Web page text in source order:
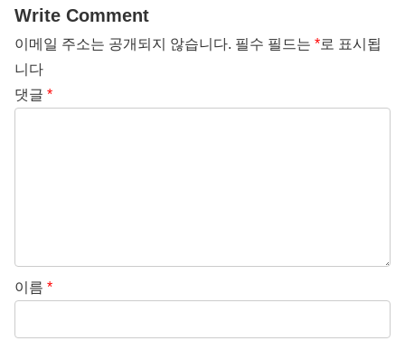
Write Comment
이메일 주소는 공개되지 않습니다. 필수 필드는 *로 표시됩
니다
댓글 *
이름 *